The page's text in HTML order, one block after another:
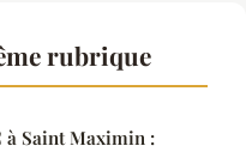
rubrique
à Saint Maximin :